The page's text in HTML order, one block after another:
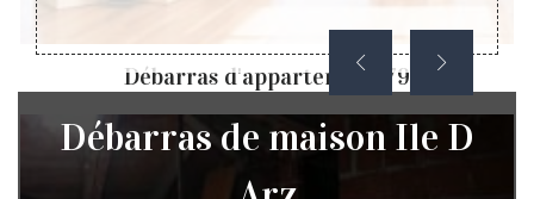
Débarras d'appartement 79
Débarras de maison Ile D